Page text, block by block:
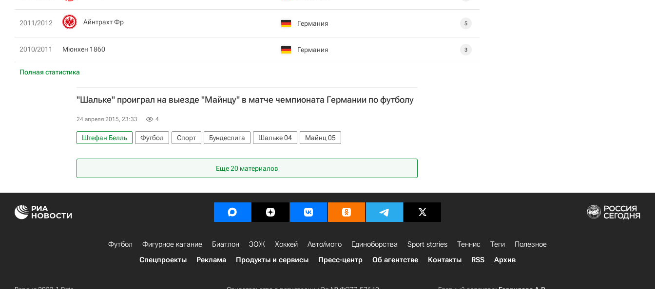
Полная статистика
2011/2012 Айнтрахт Фр Германия 5
2010/2011 Мюнхен 1860 Германия 3
"Шальке" проиграл на выезде "Майнцу" в матче чемпионата Германии по футболу
24 апреля 2015, 23:33 4
Штефан Белль Футбол Спорт Бундеслига Шальке 04 Майнц 05
Еще 20 материалов
Футбол Фигурное катание Биатлон ЗОЖ Хоккей Авто/мото Единоборства Sport stories Теннис Теги
Полезное
Спецпроекты
Реклама Продукты и сервисы Пресс-центр Об агентстве Контакты RSS Архив